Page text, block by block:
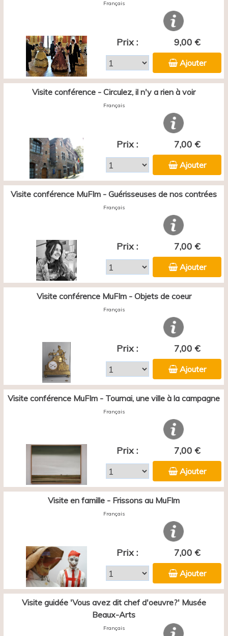
Français
Prix : 9,00 €
Ajouter
Visite conférence - Circulez, il n'y a rien à voir
Français
Prix : 7,00 €
Ajouter
Visite conférence MuFIm - Guérisseuses de nos contrées
Français
Prix : 7,00 €
Ajouter
Visite conférence MuFIm - Objets de coeur
Français
Prix : 7,00 €
Ajouter
Visite conférence MuFIm - Tournai, une ville à la campagne
Français
Prix : 7,00 €
Ajouter
Visite en famille - Frissons au MuFIm
Français
Prix : 7,00 €
Ajouter
Visite guidée 'Vous avez dit chef d'oeuvre?' Musée
Beaux-Arts
Français